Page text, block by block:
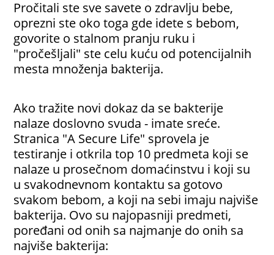
Pročitali ste sve savete o zdravlju bebe,
oprezni ste oko toga gde idete s bebom,
govorite o stalnom pranju ruku i
"pročešljali" ste celu kuću od potencijalnih
mesta množenja bakterija.
Ako tražite novi dokaz da se bakterije
nalaze doslovno svuda - imate sreće.
Stranica "A Secure Life" sprovela je
testiranje i otkrila top 10 predmeta koji se
nalaze u prosečnom domaćinstvu i koji su
u svakodnevnom kontaktu sa gotovo
svakom bebom, a koji na sebi imaju najviše
bakterija. Ovo su najopasniji predmeti,
poređani od onih sa najmanje do onih sa
najviše bakterija: